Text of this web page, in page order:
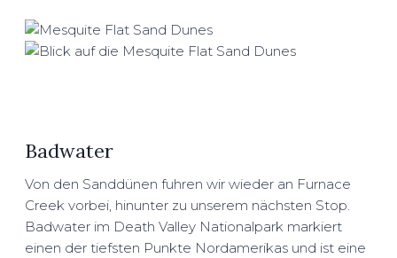
Badwater
Von den Sanddünen fuhren wir wieder an Furnace
Creek vorbei, hinunter zu unserem nächsten Stop.
Badwater im Death Valley Nationalpark markiert
einen der tiefsten Punkte Nordamerikas und ist eine